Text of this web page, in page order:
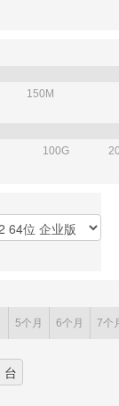
150M
100G
5个月 6个月 7个
台